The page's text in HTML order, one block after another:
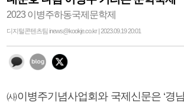
2023 이병주하동국제문학제
디지털콘텐츠팀 inews@kookje.co.kr | 2023.09.19 20:01
㈔이병주기념사업회와 국제신문은 ‘경